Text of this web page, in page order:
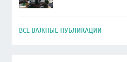
ВСЕ ВАЖНЫЕ ПУБЛИКАЦИИ